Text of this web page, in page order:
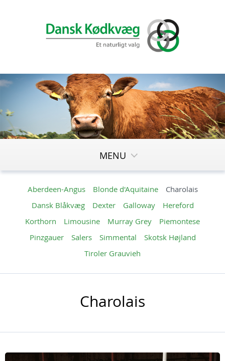
MENU
Aberdeen-Angus Blonde d'Aquitaine
Charolais
Dansk Blåkvæg
Dexter Galloway
Hereford
Korthorn
Limousine Murray Grey
Piemontese
Pinzgauer
Salers Simmental
Skotsk Højland
Tiroler Grauvieh
Charolais